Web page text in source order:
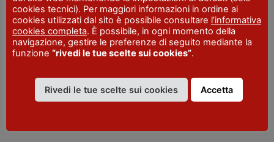
cookies tecnici). Per maggiori informazioni in ordine ai
cookies utilizzati dal sito è possibile consultare l’informativa
cookies completa. È possibile, in ogni momento della
navigazione, gestire le preferenze di seguito mediante la
funzione “rivedi le tue scelte sui cookies”.
Rivedi le tue scelte sui cookies Accetta